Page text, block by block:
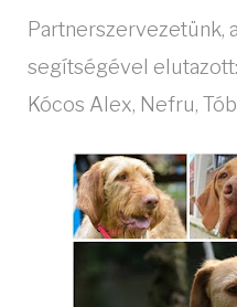
Partnerszervezetünk,
segítségével
Kócos Alex, Nefru,